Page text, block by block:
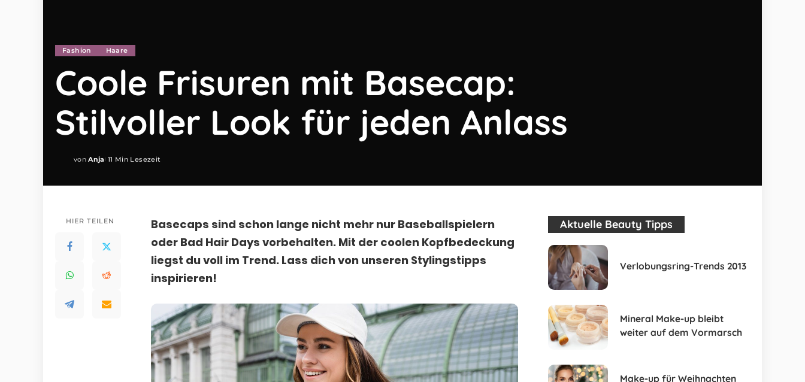
Fashion Haare
Coole Frisuren mit Basecap:
Stilvoller Look für jeden Anlass
Posted
von Anja 11 Min Lesezeit
HIER TEILEN
Basecaps sind schon lange nicht mehr nur Baseballspielern
oder Bad Hair Days vorbehalten. Mit der coolen Kopfbedeckung
liegst du voll im Trend. Lass dich von unseren Stylingstipps
inspirieren!
Aktuelle Beauty Tipps
Verlobungsring-Trends 2013
Mineral Make-up bleibt
weiter auf dem Vormarsch
Make-up für Weihnachten